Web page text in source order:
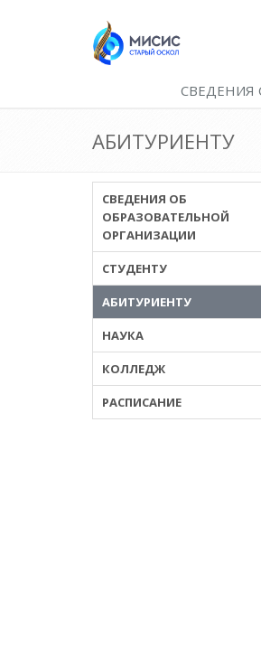
СВЕДЕНИЯ
АБИТУРИЕНТУ
СВЕДЕНИЯ ОБ
ОБРАЗОВАТЕЛЬНОЙ
ОРГАНИЗАЦИИ
СТУДЕНТУ
АБИТУРИЕНТУ
НАУКА
КОЛЛЕДЖ
РАСПИСАНИЕ